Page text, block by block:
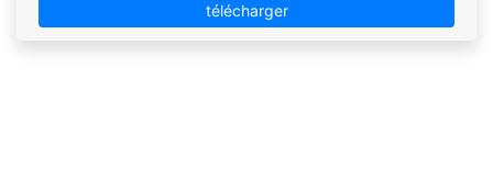
télécharger